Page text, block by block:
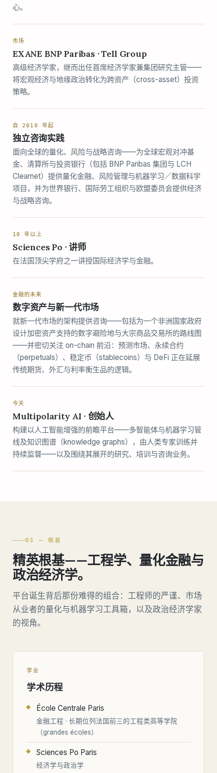
心。
市场
EXANE BNP Paribas · Tell Group
高级经济学家，继而出任首席经济学家兼集团研究主管——
将宏观经济与地缘政治转化为跨资产（cross-asset）投资
策略。
自 2010 年起
独立咨询实践
面向全球的量化、风险与战略咨询——为全球宏观对冲基
金、清算所与投资银行（包括 BNP Paribas 集团与 LCH
Clearnet）提供量化金融、风险管理与机器学习／数据科学
项目，并为世界银行、国际劳工组织与欧盟委员会提供经济
与战略咨询。
10 年以上
Sciences Po · 讲师
在法国顶尖学府之一讲授国际经济学与金融。
金融的未来
数字资产与新一代市场
就新一代市场的架构提供咨询——包括为一个非洲国家政府
设计加密资产支持的数字避险地与大宗商品交易所的路线图
——并密切关注 on-chain 前沿：预测市场、永续合约
（perpetuals）、稳定币（stablecoins）与 DeFi 正在延展
传统期货、外汇与利率衡生品的逻辑。
今天
Multipolarity AI · 创始人
构建以人工智能增强的前瞻平台——多智能体与机器学习管
线及知识图谱（knowledge graphs），由人类专家训练并
持续监督——以及围绕其展开的研究、培训与咨询业务。
03 — 根基
精英根基——工程学、量化金融与
政治经济学。
平台诞生背后那份难得的组合：工程师的严谨、市场
从业者的量化与机器学习工具箱，以及政治经济学家
的视角。
学业
学术历程
École Centrale Paris
金融工程 · 长期位列法国前三的工程类高等学院
（grandes écoles）
Sciences Po Paris
经济学与政治学